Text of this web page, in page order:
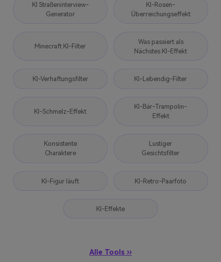
KI Straßeninterview-
Generator
KI-Rosen-
Überreichungseffekt
Minecraft KI-Filter
Was passiert als
Nächstes KI-Effekt
KI-Verhaftungsfilter KI-Lebendig-Filter
KI-Schmelz-Effekt
KI-Bär-Trampolin-
Effekt
Konsistente
Charaktere
Lustiger
Gesichtsfilter
KI-Figur läuft KI-Retro-Paarfoto
KI-Effekte
Alle Tools ››